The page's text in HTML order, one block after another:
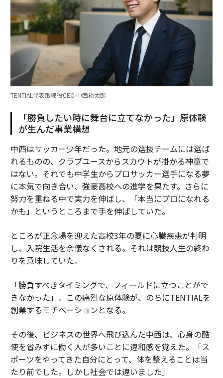
TENTIAL代表取締役CEO 中西裕太郎
「勝負したい時に舞台に立てなかった」原体験
が生んだ事業構想
中西はサッカー少年だった。地元の選抜チームには選ば
れるものの、クラブユースからスカウトが掛かる神童で
はない。それでも中学生からプロサッカー選手になる夢
に本気で向き合い、強豪高校への進学を果たす。さらに
努力を重ねる中で実力を伸ばし、「本当にプロになれる
かも」というところまで手を伸ばしていた。
ところが正念場を迎えた高校3年の夏に心臓疾患が判明
し、入院生活を余儀なくされる。それは競技人生の終わ
りを意味していた。
「勝負すべきタイミングで、フィールドに立つことがで
きなかった」。この痛烈な原体験が、のちにTENTIALを
創業するモチベーションとなる。
その後、ビジネスの世界へ飛び込んだ中西は、心身の酷
使を省みずに働く人が多いことに違和感を覚えた。「ス
ポーツをやってきた自分にとって、体を整えることは当
たり前でした。しかし社会では違いました」